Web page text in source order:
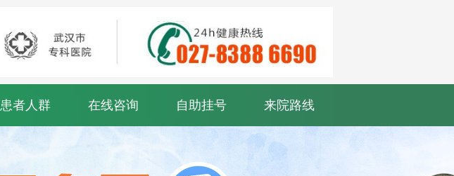
患者人群 在线咨询 自助挂号 来院路线